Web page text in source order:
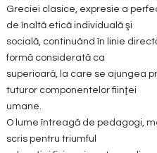
Greciei clasice, expresie a
de înaltă etică individuală şi
socială, continuând în linie
formă considerată ca
superioară, la care se ajungea
tuturor componentelor fiinţei
umane.
O lume întreagă de pedagogi,
scris pentru triumful